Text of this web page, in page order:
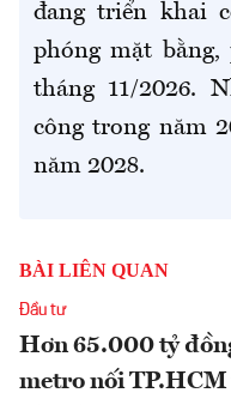
đang triển khai
phóng mặt bằng,
tháng 11/2026.
công trong năm
năm 2028.
BÀI LIÊN QUAN
Đầu tư
Hơn 65.000 tỷ
metro nối TP.HCM